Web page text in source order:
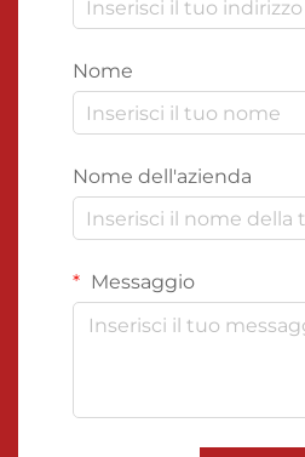
Nome
Nome dell'azienda
Messaggio